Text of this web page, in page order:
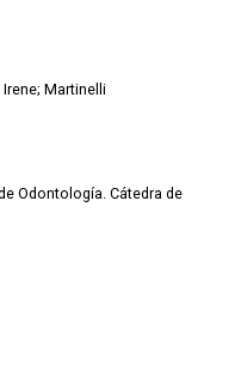
Martinelli
Odontología. Cátedra de